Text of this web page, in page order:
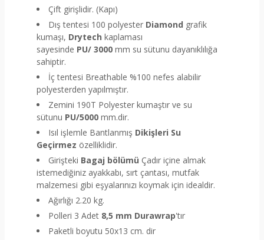
Çift girişlidir. (Kapı)
Dış tentesi 100 polyester Diamond grafik
kumaşı, Drytech kaplaması
sayesinde PU/ 3000 mm su sütunu dayanıklılığa
sahiptir.
İç tentesi Breathable %100 nefes alabilir
polyesterden yapılmıştır.
Zemini 190T Polyester kumaştır ve su
sütunu PU/5000 mm.dir.
Isıl işlemle Bantlanmış Dikişleri Su
Geçirmez özelliklidir.
Girişteki Bagaj bölümü Çadır içine almak
istemediğiniz ayakkabı, sırt çantası, mutfak
malzemesi gibi eşyalarınızı koymak için idealdir.
Ağırlığı 2.20 kg.
Polleri 3 Adet 8,5 mm Durawrap'tır
Paketli boyutu 50x13 cm. dir